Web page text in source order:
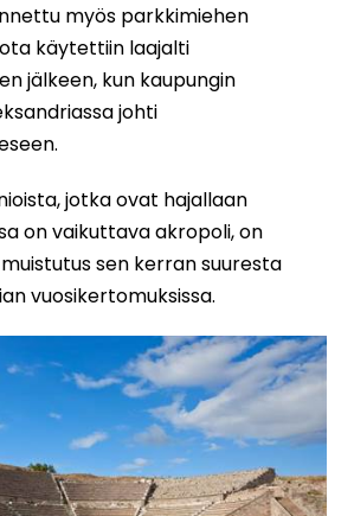
myös parkkimiehen
käytettiin laajalti
jälkeen, kun kaupungin
johti
jotka ovat hajallaan
on vaikuttava akropoli, on
sen kerran suuresta
vuosikertomuksissa.